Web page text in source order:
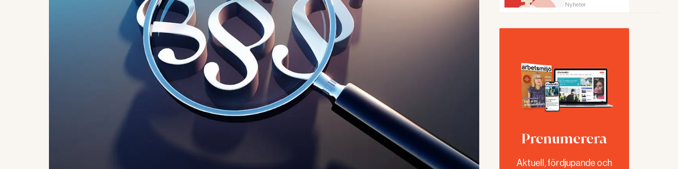
Nyheter
Prenumerera
Aktuell, fördjupande och